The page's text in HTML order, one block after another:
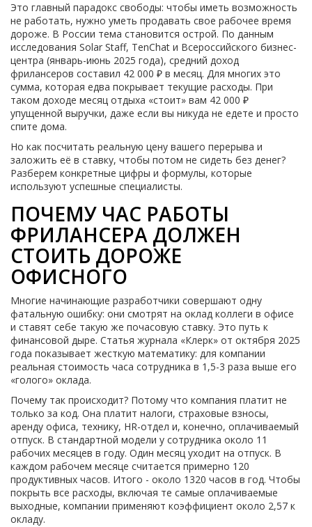
Это главный парадокс свободы: чтобы иметь возможность
не работать, нужно уметь продавать свое рабочее время
дороже. В России тема становится острой. По данным
исследования Solar Staff, TenChat и Всероссийского бизнес-
центра (январь-июнь 2025 года), средний доход
фрилансеров составил 42 000 ₽ в месяц. Для многих это
сумма, которая едва покрывает текущие расходы. При
таком доходе месяц отдыха «стоит» вам 42 000 ₽
упущенной выручки, даже если вы никуда не едете и просто
спите дома.
Но как посчитать реальную цену вашего перерыва и
заложить её в ставку, чтобы потом не сидеть без денег?
Разберем конкретные цифры и формулы, которые
используют успешные специалисты.
ПОЧЕМУ ЧАС РАБОТЫ
ФРИЛАНСЕРА ДОЛЖЕН
СТОИТЬ ДОРОЖЕ
ОФИСНОГО
Многие начинающие разработчики совершают одну
фатальную ошибку: они смотрят на оклад коллеги в офисе
и ставят себе такую же почасовую ставку. Это путь к
финансовой дыре. Статья журнала «Клерк» от октября 2025
года показывает жесткую математику: для компании
реальная стоимость часа сотрудника в 1,5-3 раза выше его
«голого» оклада.
Почему так происходит? Потому что компания платит не
только за код. Она платит налоги, страховые взносы,
аренду офиса, технику, HR-отдел и, конечно, оплачиваемый
отпуск. В стандартной модели у сотрудника около 11
рабочих месяцев в году. Один месяц уходит на отпуск. В
каждом рабочем месяце считается примерно 120
продуктивных часов. Итого - около 1320 часов в год. Чтобы
покрыть все расходы, включая те самые оплачиваемые
выходные, компании применяют коэффициент около 2,57 к
окладу.